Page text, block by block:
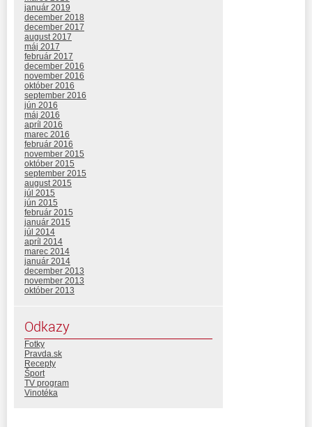
január 2019
december 2018
december 2017
august 2017
máj 2017
február 2017
december 2016
november 2016
október 2016
september 2016
jún 2016
máj 2016
apríl 2016
marec 2016
február 2016
november 2015
október 2015
september 2015
august 2015
júl 2015
jún 2015
február 2015
január 2015
júl 2014
apríl 2014
marec 2014
január 2014
december 2013
november 2013
október 2013
Odkazy
Fotky
Pravda.sk
Recepty
Šport
TV program
Vinotéka